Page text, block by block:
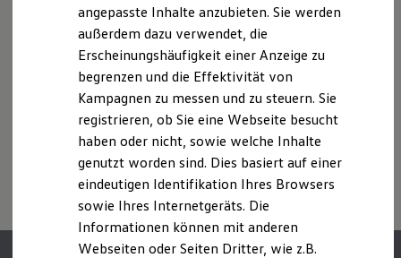
Kosten und Kauf
Verbrauchskosten
Kaufoptionen
E-Auto-Förderung
Software und Konnektivität
Die ID. Software 6
ID. Software Versionen und Updates
Digitale Extras
Schnittstellen zu Ihrem ID.
Hybridautos
Marke und Erlebnis
Volkswagen R und R Experience
R-Modelle
R Experience
Driving Experience
des Angebots, sondern dienen allein Vergleichszwecken
zwischen den verschiedenen Fahrzeugtypen.
Zusatzausstattungen undZubehör(Anbauteile, Reifenformat
usw.) können relevante Fahrzeugparameter, wie
Rollwiderstand und Aerodynamik verändern und neben
Witterungs- und Verkehrsbedingungen sowie dem
individuellen Fahrverhalten den Kraftstoffverbrauch, den
Stromverbrauch, die CO₂-Emissionen und die
Fahrleistungswerte eines Fahrzeugs beeinflussen.
angepasste Inhalte anzubieten. Sie werden
außerdem dazu verwendet, die
Erscheinungshäufigkeit einer Anzeige zu
begrenzen und die Effektivität von
Kampagnen zu messen und zu steuern. Sie
registrieren, ob Sie eine Webseite besucht
haben oder nicht, sowie welche Inhalte
genutzt worden sind. Dies basiert auf einer
eindeutigen Identifikation Ihres Browsers
sowie Ihres Internetgeräts. Die
Informationen können mit anderen
Webseiten oder Seiten Dritter, wie z.B.